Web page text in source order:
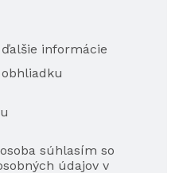
informácie
súhlasím so
údajov v